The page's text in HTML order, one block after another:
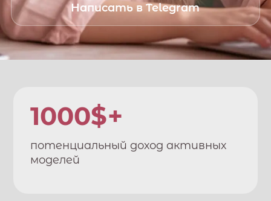
Написать в Telegram
1000$+
потенциальный доход активных
моделей